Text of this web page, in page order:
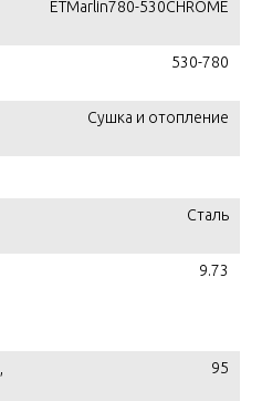
ETMarlin780-530CHROME
530-780
Сушка и отопление
Сталь
9.73
95